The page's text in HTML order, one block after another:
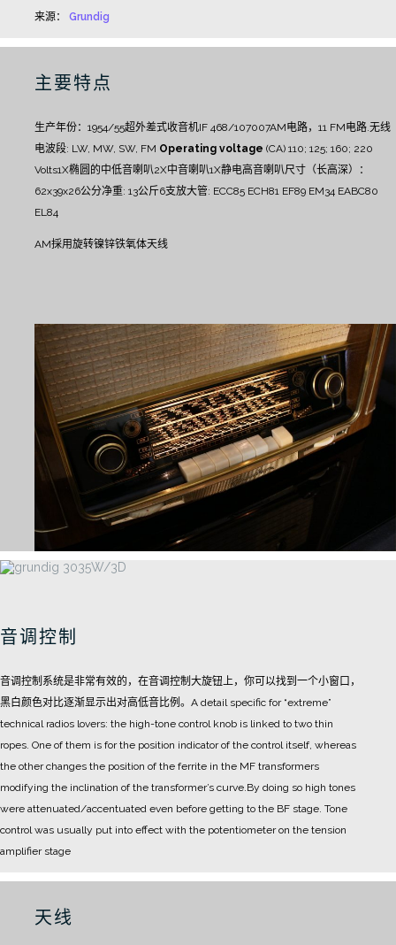
来源： Grundig
主要特点
生产年份：1954/55超外差式收音机IF 468/107007AM电路，11 FM电路. 无线
电波段: LW, MW, SW, FM Operating voltage (CA) 110; 125; 160; 220
Volts1X椭圆的中低音喇叭2X中音喇叭1X静电高音喇叭尺寸（长高深）：
62x39x26公分净重: 13公斤6支放大管: ECC85 ECH81 EF89 EM34 EABC80
EL84
AM採用旋转镍锌铁氧体天线
音调控制
音调控制系统是非常有效的，在音调控制大旋钮上，你可以找到一个小窗口，
黑白颜色对比逐渐显示出对高低音比例。 A detail specific for “extreme”
technical radios lovers: the high-tone control knob is linked to two thin
ropes. One of them is for the position indicator of the control itself, whereas
the other changes the position of the ferrite in the MF transformers
modifying the inclination of the transformer’s curve.By doing so high tones
were attenuated/accentuated even before getting to the BF stage. Tone
control was usually put into effect with the potentiometer on the tension
amplifier stage
天线